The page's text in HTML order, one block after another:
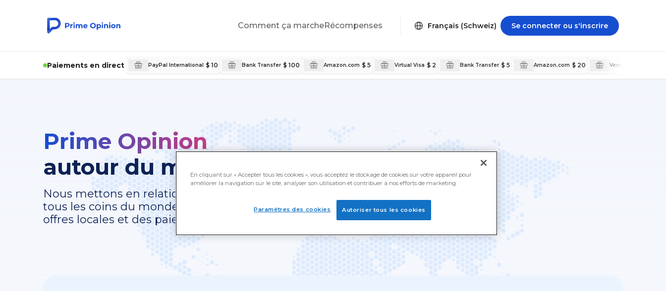
Comment ça marcheRécompenses Français (Schweiz) Se connecter ou s'inscrire
Paiements en direct PayPal International $ 10 Bank Transfer $ 100 Amazon.com $ 5 Virtual Visa $ 2 Bank Transfer $ 5 Amazon.com $ 20 Venmo
Prime Opinion
autour du monde
Nous mettons en relation des joueurs et des enquêteurs de
tous les coins du monde, dans ta propre langue, avec des
offres locales et des paiements réels.
En cliquant sur « Accepter tous les cookies », vous acceptez le stockage de cookies sur votre appareil pour
améliorer la navigation sur le site, analyser son utilisation et contribuer à nos efforts de marketing.
Autoriser tous les cookies
Paramètres des cookies